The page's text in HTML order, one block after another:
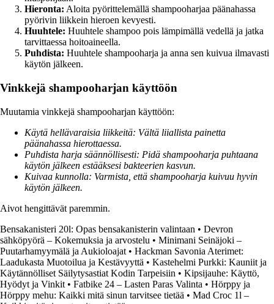
Hieronta: Aloita pyörittelemällä shampooharjaa päänahassa
pyörivin liikkein hieroen kevyesti.
Huuhtele: Huuhtele shampoo pois lämpimällä vedellä ja jatka
tarvittaessa hoitoaineella.
Puhdista: Huuhtele shampooharja ja anna sen kuivua ilmavasti
käytön jälkeen.
Vinkkejä shampooharjan käyttöön
Muutamia vinkkejä shampooharjan käyttöön:
Käytä hellävaraisia liikkeitä: Vältä liiallista painetta
päänahassa hierottaessa.
Puhdista harja säännöllisesti: Pidä shampooharja puhtaana
käytön jälkeen estääksesi bakteerien kasvun.
Kuivaa kunnolla: Varmista, että shampooharja kuivuu hyvin
käytön jälkeen.
Aivot hengittävät paremmin.
Bensakanisteri 20l: Opas bensakanisterin valintaan • Devron
sähköpyörä – Kokemuksia ja arvostelu • Minimani Seinäjoki –
Puutarhamyymälä ja Aukioloajat • Hackman Savonia Aterimet:
Laadukasta Muotoilua ja Kestävyyttä • Kastehelmi Purkki: Kauniit ja
Käytännölliset Säilytysastiat Kodin Tarpeisiin • Kipsijauhe: Käyttö,
Hyödyt ja Vinkit • Fatbike 24 – Lasten Paras Valinta • Hörppy ja
Hörppy mehu: Kaikki mitä sinun tarvitsee tietää • Mad Croc 1l –